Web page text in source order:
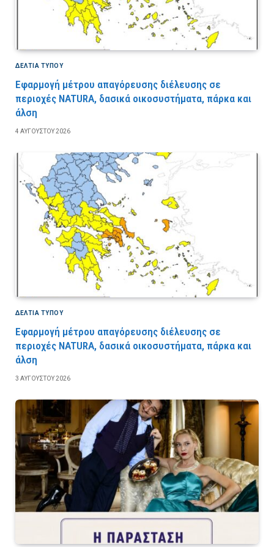
ΔΕΛΤΙΑ ΤΥΠΟΥ
Εφαρμογή μέτρου απαγόρευσης διέλευσης σε
περιοχές NATURA, δασικά οικοσυστήματα, πάρκα και
άλση
4 ΑΥΓΟΎΣΤΟΥ 2026
ΔΕΛΤΙΑ ΤΥΠΟΥ
Εφαρμογή μέτρου απαγόρευσης διέλευσης σε
περιοχές NATURA, δασικά οικοσυστήματα, πάρκα και
άλση
3 ΑΥΓΟΎΣΤΟΥ 2026